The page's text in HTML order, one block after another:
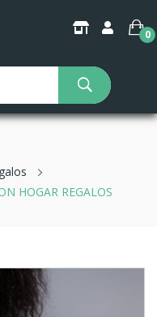
0
HOGAR REGALOS